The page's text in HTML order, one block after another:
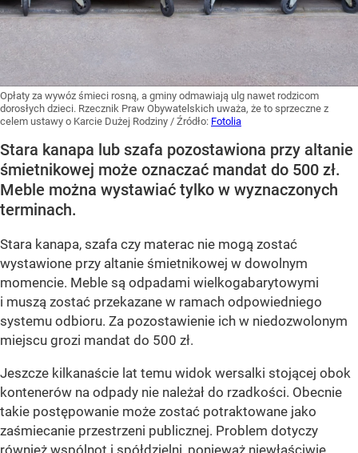
Opłaty za wywóz śmieci rosną, a gminy odmawiają ulg nawet rodzicom
dorosłych dzieci. Rzecznik Praw Obywatelskich uważa, że to sprzeczne z
celem ustawy o Karcie Dużej Rodziny / Źródło: Fotolia
Stara kanapa lub szafa pozostawiona przy altanie
śmietnikowej może oznaczać mandat do 500 zł.
Meble można wystawiać tylko w wyznaczonych
terminach.
Stara kanapa, szafa czy materac nie mogą zostać
wystawione przy altanie śmietnikowej w dowolnym
momencie. Meble są odpadami wielkogabarytowymi
i muszą zostać przekazane w ramach odpowiedniego
systemu odbioru. Za pozostawienie ich w niedozwolonym
miejscu grozi mandat do 500 zł.
Jeszcze kilkanaście lat temu widok wersalki stojącej obok
kontenerów na odpady nie należał do rzadkości. Obecnie
takie postępowanie może zostać potraktowane jako
zaśmiecanie przestrzeni publicznej. Problem dotyczy
również wspólnot i spółdzielni, ponieważ niewłaściwie